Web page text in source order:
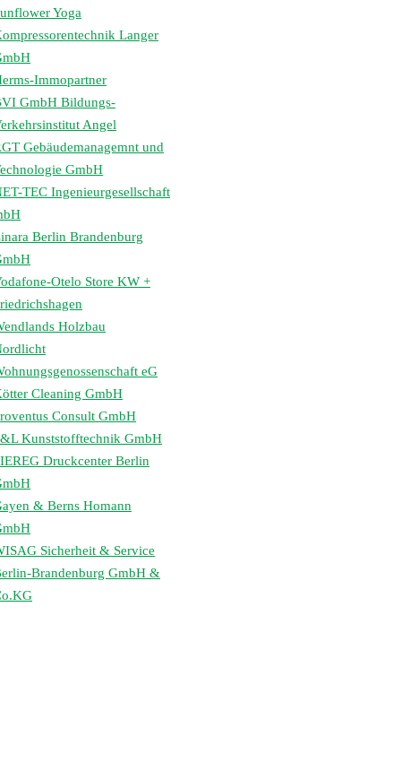
Yoga
Langer
Immopartner
GmbH Bildungs-
Angel
Gebäudemanagemnt und
GmbH
TEC Ingenieurgesellschaft
Berlin Brandenburg
Otelo Store KW +
Holzbau
eG
Cleaning GmbH
Consult GmbH
Kunststofftechnik GmbH
Druckcenter Berlin
& Berns Homann
Sicherheit & Service
Brandenburg GmbH &